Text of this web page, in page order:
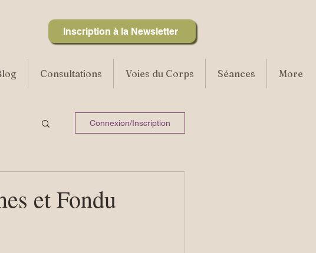
Inscription à la Newsletter
Consultations Voies du Corps Séances More
Connexion/Inscription
et Fondu